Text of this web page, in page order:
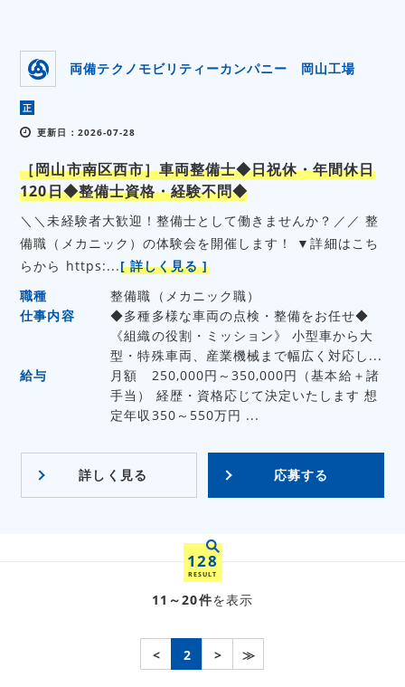
両備テクノモビリティーカンパニー 岡山工場
正
更新日：2026-07-28
［岡山市南区西市］車両整備士◆日祝休・年間休日
120日◆整備士資格・経験不問◆
＼＼未経験者大歓迎！整備士として働きませんか？／／ 整
備職（メカニック）の体験会を開催します！ ▼詳細はこち
らから https:...[ 詳しく見る ]
職種
整備職（メカニック職）
仕事内容
◆多種多様な車両の点検・整備をお任せ◆
《組織の役割・ミッション》 小型車から大
型・特殊車両、産業機械まで幅広く対応し...
給与
月額 250,000円～350,000円（基本給＋諸
手当） 経歴・資格応じて決定いたします 想
定年収350～550万円 ...
詳しく見る 応募する
128
RESULT
11～20件を表示
< 2 > ≫